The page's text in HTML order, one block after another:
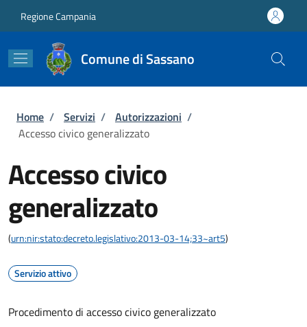
Regione Campania
Comune di Sassano
Briciole di pane
Home / Servizi / Autorizzazioni /
Accesso civico generalizzato
Accesso civico
generalizzato
(urn:nir:stato:decreto.legislativo:2013-03-14;33~art5)
Servizio attivo
Procedimento di accesso civico generalizzato